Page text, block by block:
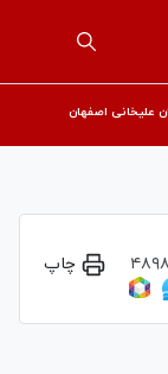
علیخانی اصفهان
چاپ